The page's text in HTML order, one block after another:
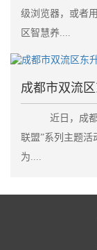
级浏览器，或者
区智慧养....
近日，成都市
联盟”系列主题活
为....